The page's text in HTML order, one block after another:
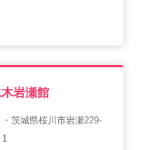
岩瀬館
・茨城県桜川市岩瀬229-
1